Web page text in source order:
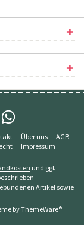
Über uns
AGB
Impressum
und ggf.
Artikel sowie
byThemeWare®